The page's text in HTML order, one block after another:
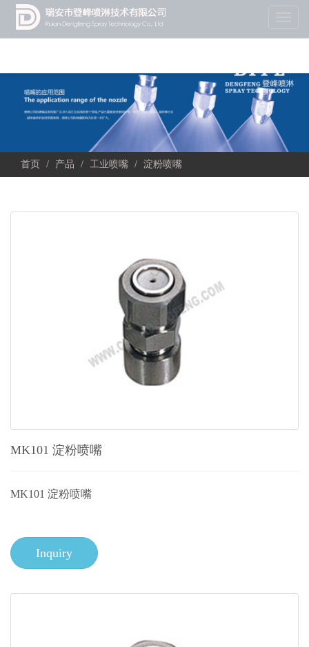
首页 产品 工业喷嘴 淀粉喷嘴
MK101 淀粉喷嘴
MK101 淀粉喷嘴
Inquiry